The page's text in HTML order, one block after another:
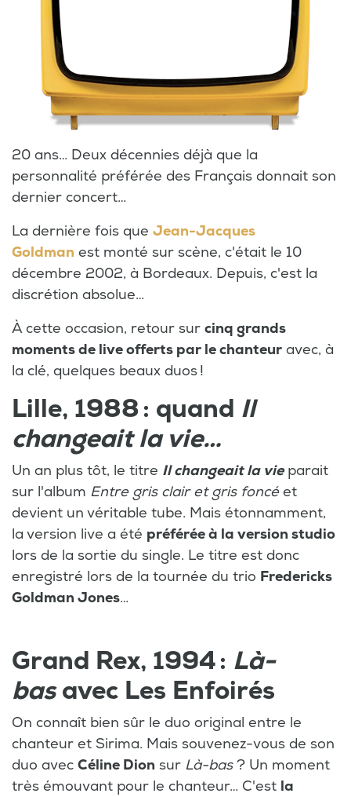
20 ans… Deux décennies déjà que la
personnalité préférée des Français donnait son
dernier concert…
La dernière fois que Jean-Jacques
Goldman est monté sur scène, c'était le 10
décembre 2002, à Bordeaux. Depuis, c'est la
discrétion absolue…
À cette occasion, retour sur cinq grands
moments de live offerts par le chanteur avec, à
la clé, quelques beaux duos !
Lille, 1988 : quand Il
changeait la vie…
Un an plus tôt, le titre Il changeait la vieparait
sur l'album Entre gris clair et gris foncéet
devient un véritable tube. Mais étonnamment,
la version live a été préférée à la version studio
lors de la sortie du single. Le titre est donc
enregistré lors de la tournée du trio Fredericks
Goldman Jones…
Grand Rex, 1994 : Là-
basavec Les Enfoirés
On connaît bien sûr le duo original entre le
chanteur et Sirima. Mais souvenez-vous de son
duo avec Céline Dion sur Là-bas? Un moment
très émouvant pour le chanteur… C'est la